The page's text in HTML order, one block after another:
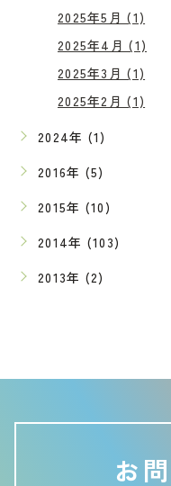
2025年5月 (1)
2025年4月 (1)
2025年3月 (1)
2025年2月 (1)
2024年 (1)
2016年 (5)
2015年 (10)
2014年 (103)
2013年 (2)
お